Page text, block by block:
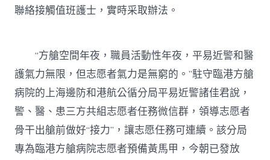
聯絡接觸值班護士，實時采取辦法。
“方艙空間年夜，職員活動性年夜，平易近警和醫
護氣力無限，但志愿者氣力是無窮的。”駐守臨港方艙
病院的上海邊防和港航公循分局平易近警諸佳君說，
警、醫、患三方共組志愿者任務微信群，領導志愿者
骨干出艙前做好“接力”，讓志愿任務可連續。該分局
專為臨港方艙病院志愿者預備黃馬甲，今朝已發放